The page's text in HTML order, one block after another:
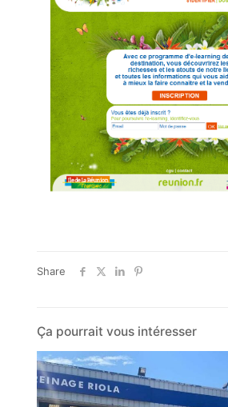
Share
Ça pourrait vous intéresser